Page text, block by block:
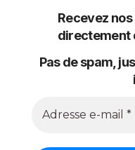
Recevez
directement
Pas de spam,